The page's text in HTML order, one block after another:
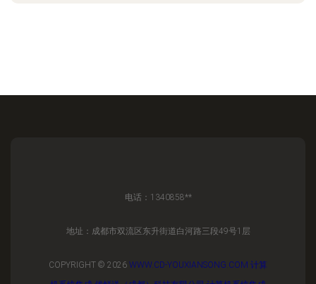
电话：1340858**
地址：成都市双流区东升街道白河路三段49号1层
COPYRIGHT © 2026 WWW.CD-YOUXIANSONG.COM 计算